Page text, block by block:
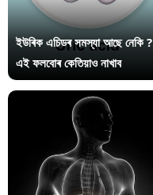
ইউৰিক এচিডৰ সমস্যা আছে নেকি ?
এই ফলবোৰ কেতিয়াও নাখাব